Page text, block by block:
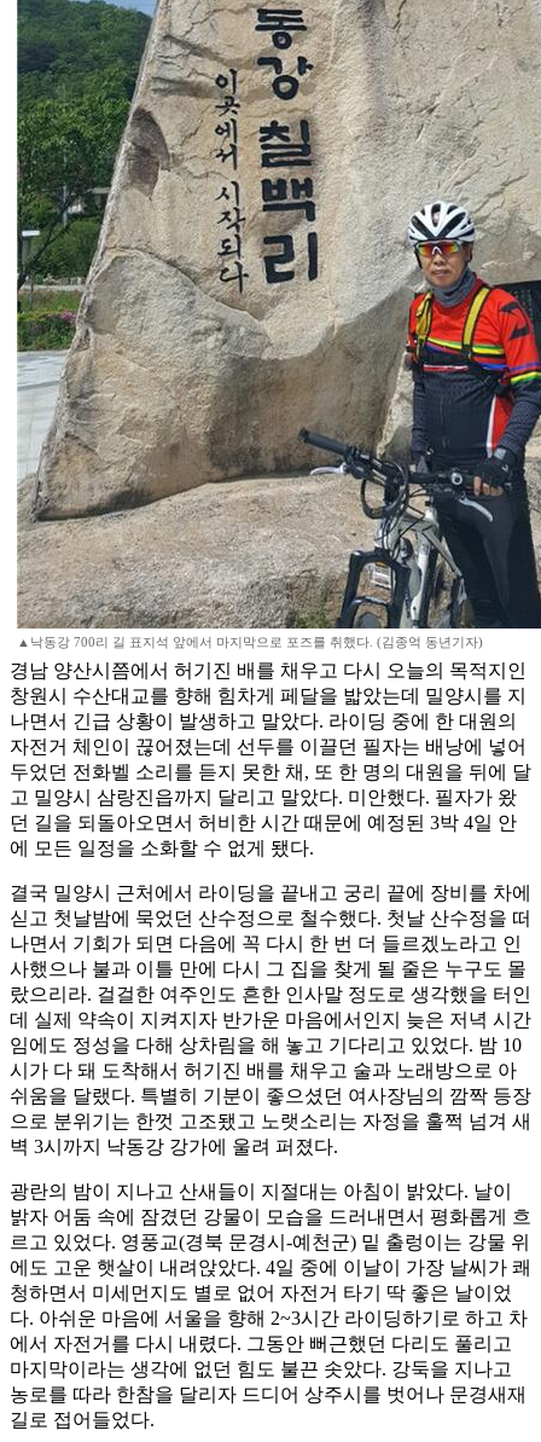
▲낙동강 700리 길 표지석 앞에서 마지막으로 포즈를 취했다. (김종억 동년기자)
경남 양산시쯤에서 허기진 배를 채우고 다시 오늘의 목적지인
창원시 수산대교를 향해 힘차게 페달을 밟았는데 밀양시를 지
나면서 긴급 상황이 발생하고 말았다. 라이딩 중에 한 대원의
자전거 체인이 끊어졌는데 선두를 이끌던 필자는 배낭에 넣어
두었던 전화벨 소리를 듣지 못한 채, 또 한 명의 대원을 뒤에 달
고 밀양시 삼랑진읍까지 달리고 말았다. 미안했다. 필자가 왔
던 길을 되돌아오면서 허비한 시간 때문에 예정된 3박 4일 안
에 모든 일정을 소화할 수 없게 됐다.
결국 밀양시 근처에서 라이딩을 끝내고 궁리 끝에 장비를 차에
싣고 첫날밤에 묵었던 산수정으로 철수했다. 첫날 산수정을 떠
나면서 기회가 되면 다음에 꼭 다시 한 번 더 들르겠노라고 인
사했으나 불과 이틀 만에 다시 그 집을 찾게 될 줄은 누구도 몰
랐으리라. 걸걸한 여주인도 흔한 인사말 정도로 생각했을 터인
데 실제 약속이 지켜지자 반가운 마음에서인지 늦은 저녁 시간
임에도 정성을 다해 상차림을 해 놓고 기다리고 있었다. 밤 10
시가 다 돼 도착해서 허기진 배를 채우고 술과 노래방으로 아
쉬움을 달랬다. 특별히 기분이 좋으셨던 여사장님의 깜짝 등장
으로 분위기는 한껏 고조됐고 노랫소리는 자정을 훌쩍 넘겨 새
벽 3시까지 낙동강 강가에 울려 퍼졌다.
광란의 밤이 지나고 산새들이 지절대는 아침이 밝았다. 날이
밝자 어둠 속에 잠겼던 강물이 모습을 드러내면서 평화롭게 흐
르고 있었다. 영풍교(경북 문경시-예천군) 밑 출렁이는 강물 위
에도 고운 햇살이 내려앉았다. 4일 중에 이날이 가장 날씨가 쾌
청하면서 미세먼지도 별로 없어 자전거 타기 딱 좋은 날이었
다. 아쉬운 마음에 서울을 향해 2~3시간 라이딩하기로 하고 차
에서 자전거를 다시 내렸다. 그동안 뻐근했던 다리도 풀리고
마지막이라는 생각에 없던 힘도 불끈 솟았다. 강둑을 지나고
농로를 따라 한참을 달리자 드디어 상주시를 벗어나 문경새재
길로 접어들었다.